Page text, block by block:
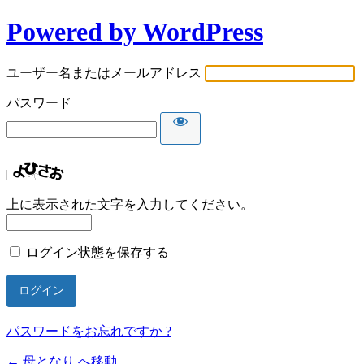
Powered by WordPress
ユーザー名またはメールアドレス
パスワード
上に表示された文字を入力してください。
ログイン状態を保存する
パスワードをお忘れですか ?
← 母となり へ移動